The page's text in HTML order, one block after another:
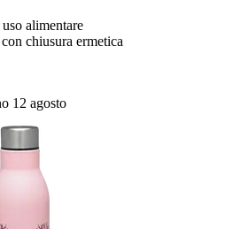
alimentare
chiusura ermetica
12 agosto